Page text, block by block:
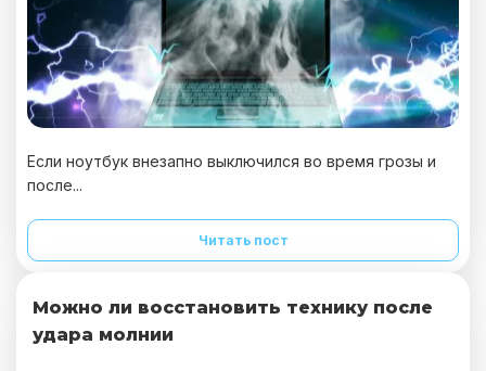
Если ноутбук внезапно выключился во время грозы и
после...
Читать пост
Можно ли восстановить технику после
удара молнии